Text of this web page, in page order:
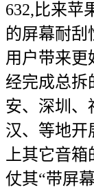
632,比来苹
的屏幕耐刮
用户带来更
经完成总拆
安、深圳、
汉、等地开
上其它音
仗其“带屏